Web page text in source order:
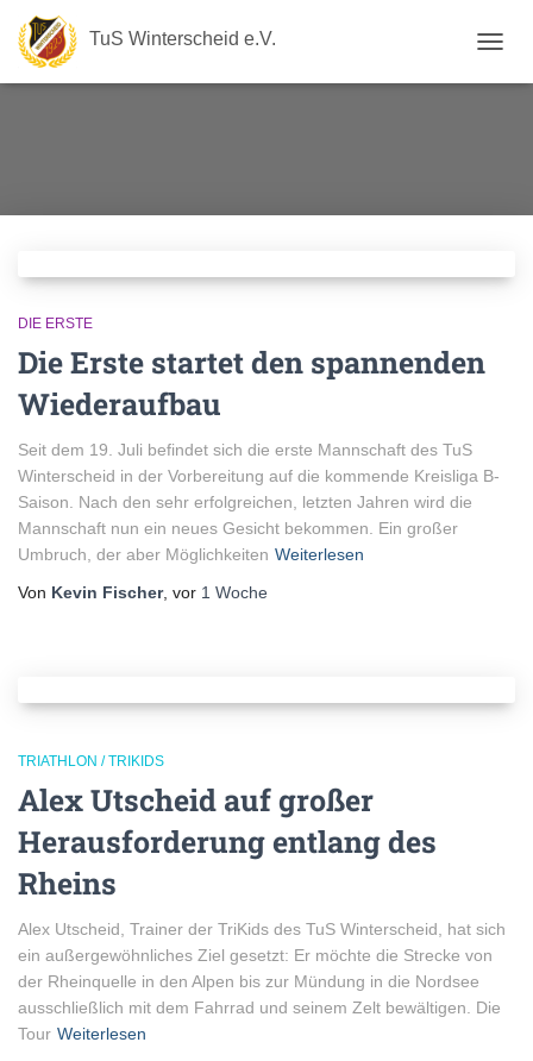
TuS Winterscheid e.V.
DIE ERSTE
Die Erste startet den spannenden
Wiederaufbau
Seit dem 19. Juli befindet sich die erste Mannschaft des TuS
Winterscheid in der Vorbereitung auf die kommende Kreisliga B-
Saison. Nach den sehr erfolgreichen, letzten Jahren wird die
Mannschaft nun ein neues Gesicht bekommen. Ein großer
Umbruch, der aber Möglichkeiten Weiterlesen
Von Kevin Fischer, vor 1 Woche
TRIATHLON / TRIKIDS
Alex Utscheid auf großer
Herausforderung entlang des
Rheins
Alex Utscheid, Trainer der TriKids des TuS Winterscheid, hat sich
ein außergewöhnliches Ziel gesetzt: Er möchte die Strecke von
der Rheinquelle in den Alpen bis zur Mündung in die Nordsee
ausschließlich mit dem Fahrrad und seinem Zelt bewältigen. Die
Tour Weiterlesen